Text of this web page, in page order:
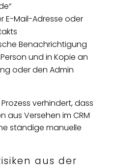
E-Mail-Adresse oder
Benachrichtigung
und in Kopie an
oder den Admin
verhindert, dass
aus Versehen im CRM
ständige manuelle
aus der